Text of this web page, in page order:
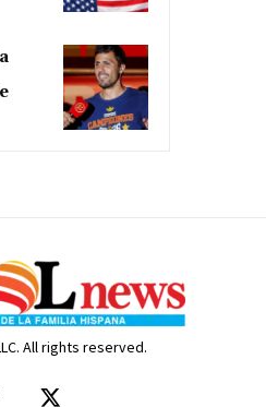
All rights reserved.